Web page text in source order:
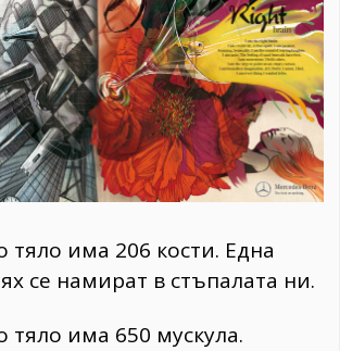
389
тяло има 206 кости. Една
се намират в стъпалата ни.
тяло има 650 мускула.